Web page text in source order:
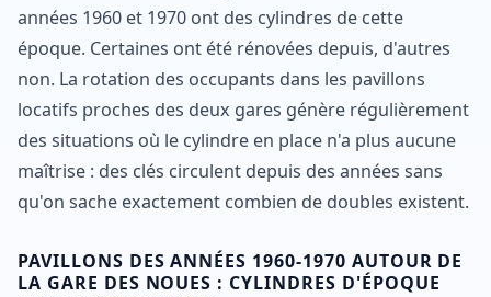
années 1960 et 1970 ont des cylindres de cette
époque. Certaines ont été rénovées depuis, d'autres
non. La rotation des occupants dans les pavillons
locatifs proches des deux gares génère régulièrement
des situations où le cylindre en place n'a plus aucune
maîtrise : des clés circulent depuis des années sans
qu'on sache exactement combien de doubles existent.
PAVILLONS DES ANNÉES 1960-1970 AUTOUR DE
LA GARE DES NOUES : CYLINDRES D'ÉPOQUE